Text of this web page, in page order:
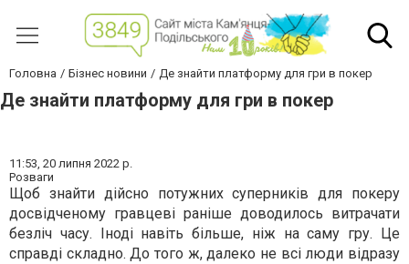
Головна Бізнес новини Де знайти платформу для гри в покер
Де знайти платформу для гри в покер
11:53, 20 липня 2022 р.
Розваги
Щоб знайти дійсно потужних суперників для покеру
досвідченому гравцеві раніше доводилось витрачати
безліч часу. Іноді навіть більше, ніж на саму гру. Це
справді складно. До того ж, далеко не всі люди відразу